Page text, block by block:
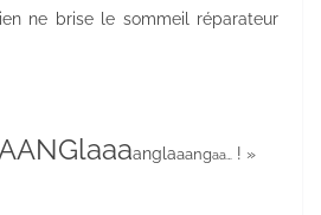
ne brise le sommeil réparateur
AANGlaaaanglaaangaa… ! »